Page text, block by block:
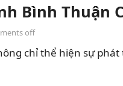
Bình Thuận
off
chỉ thể hiện sự